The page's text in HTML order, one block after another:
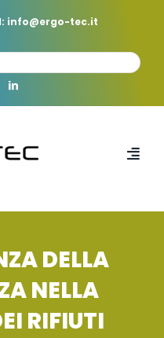
info@ergo-tec.it
HOME
CHI SIAMO
PROFESSIONISTI
DELLA
NELLA
RIFIUTI